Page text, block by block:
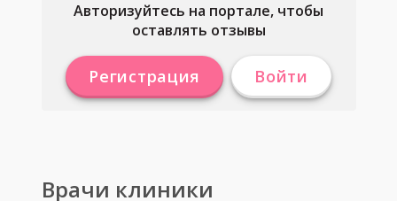
Авторизуйтесь на портале, чтобы
оставлять отзывы
Регистрация Войти
Врачи клиники